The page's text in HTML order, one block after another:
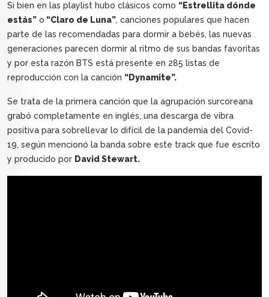
Si bien en las playlist hubo clásicos como “Estrellita dónde
estás” o “Claro de Luna”, canciones populares que hacen
parte de las recomendadas para dormir a bebés, las nuevas
generaciones parecen dormir al ritmo de sus bandas favoritas
y por esta razón BTS está presente en 285 listas de
reproducción con la canción “Dynamite”.
Se trata de la primera canción que la agrupación surcoreana
grabó completamente en inglés, una descarga de vibra
positiva para sobrellevar lo difícil de la pandemia del Covid-
19, según mencionó la banda sobre este track que fue escrito
y producido por David Stewart.